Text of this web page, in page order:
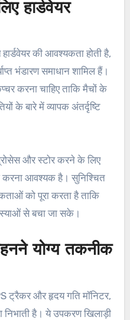
हार्डवेयर
की आवश्यकता होती है,
भंडारण समाधान शामिल हैं।
करना चाहिए ताकि मैचों के
के बारे में व्यापक अंतर्दृष्टि
और स्टोर करने के लिए
करना आवश्यक है। सुनिश्चित
को पूरा करता है ताकि
से बचा जा सके।
योग्य तकनीक
ट्रैकर और हृदय गति मॉनिटर,
निभाती है। ये उपकरण खिलाड़ी